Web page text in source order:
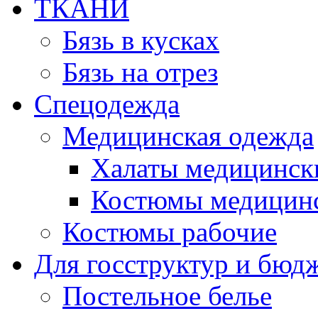
ТКАНИ
Бязь в кусках
Бязь на отрез
Спецодежда
Медицинская одежда
Халаты
Костюмы
Костюмы рабочие
Для госструктур и
Постельное белье